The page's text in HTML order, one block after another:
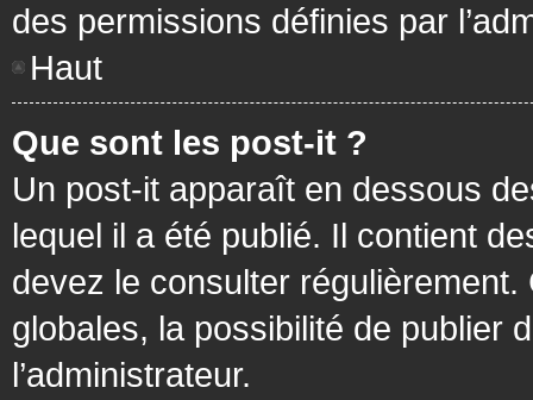
des permissions définies par
Haut
Que sont les post-it ?
Un post-it apparaît en dessous
lequel il a été publié. Il contient
devez le consulter
globales, la possibilité de publier
l’administrateur.